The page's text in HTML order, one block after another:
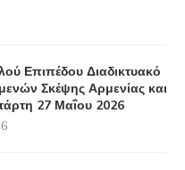
Επιπέδου Διαδικτυακό
Σκέψης Αρμενίας και
27 Μαΐου 2026